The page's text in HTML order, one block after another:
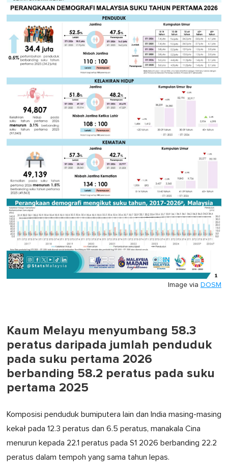
Image via DOSM
Kaum Melayu menyumbang 58.3
peratus daripada jumlah penduduk
pada suku pertama 2026
berbanding 58.2 peratus pada suku
pertama 2025
Komposisi penduduk bumiputera lain dan India masing-masing
kekał pada 12.3 peratus dan 6.5 peratus, manakala Cina
menurun kepada 22.1 peratus pada S1 2026 berbanding 22.2
peratus dalam tempoh yang sama tahun lepas.